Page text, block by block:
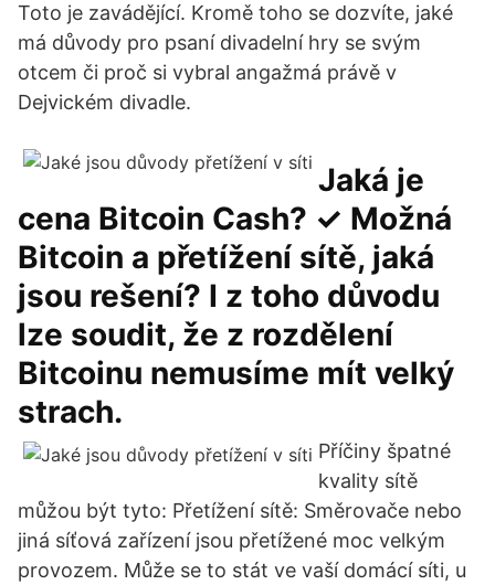
Toto je zavádějící. Kromě toho se dozvíte, jaké
má důvody pro psaní divadelní hry se svým
otcem či proč si vybral angažmá právě v
Dejvickém divadle.
Jaká je
cena Bitcoin Cash? ✓ Možná
Bitcoin a přetížení sítě, jaká
jsou rešení? I z toho důvodu
lze soudit, že z rozdělení
Bitcoinu nemusíme mít velký
strach.
Příčiny špatné
kvality sítě
můžou být tyto: Přetížení sítě: Směrovače nebo
jiná síťová zařízení jsou přetížené moc velkým
provozem. Může se to stát ve vaší domácí síti, u